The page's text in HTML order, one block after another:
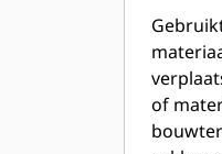
of